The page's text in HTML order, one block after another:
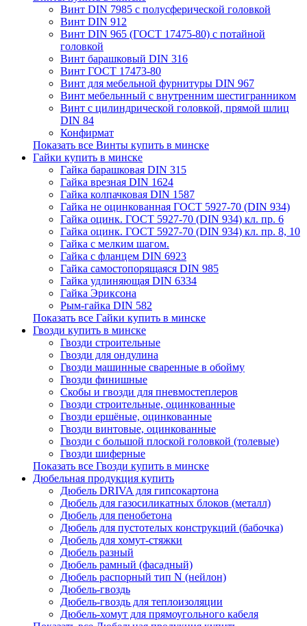
Винт DIN 7985 с полусферической головкой
Винт DIN 912
Винт DIN 965 (ГОСТ 17475-80) с потайной
головкой
Винт барашковый DIN 316
Винт ГОСТ 17473-80
Винт для мебельной фурнитуры DIN 967
Винт мебельнный с внутренним шестигранником
Винт с цилиндрической головкой, прямой шлиц
DIN 84
Конфирмат
Показать все Винты купить в минске
Гайки купить в минске
Гайка барашковая DIN 315
Гайка врезная DIN 1624
Гайка колпачковая DIN 1587
Гайка не оцинкованная ГОСТ 5927-70 (DIN 934)
Гайка оцинк. ГОСТ 5927-70 (DIN 934) кл. пр. 6
Гайка оцинк. ГОСТ 5927-70 (DIN 934) кл. пр. 8, 10
Гайка с мелким шагом.
Гайка с фланцем DIN 6923
Гайка самостопорящаяся DIN 985
Гайка удлиняющая DIN 6334
Гайка Эриксона
Рым-гайка DIN 582
Показать все Гайки купить в минске
Гвозди купить в минске
Гвозди строительные
Гвозди для ондулина
Гвозди машинные сваренные в обойму
Гвозди финишные
Скобы и гвозди для пневмостеплеров
Гвозди строительные, оцинкованные
Гвозди ершёные, оцинкованные
Гвозди винтовые, оцинкованные
Гвозди с большой плоской головкой (толевые)
Гвозди шиферные
Показать все Гвозди купить в минске
Дюбельная продукция купить
Дюбель DRIVA для гипсокартона
Дюбель для газосиликатных блоков (металл)
Дюбель для пенобетона
Дюбель для пустотелых конструкций (бабочка)
Дюбель для хомут-стяжки
Дюбель разный
Дюбель рамный (фасадный)
Дюбель распорный тип N (нейлон)
Дюбель-гвоздь
Дюбель-гвоздь для теплоизоляции
Дюбель-хомут для прямоугольного кабеля